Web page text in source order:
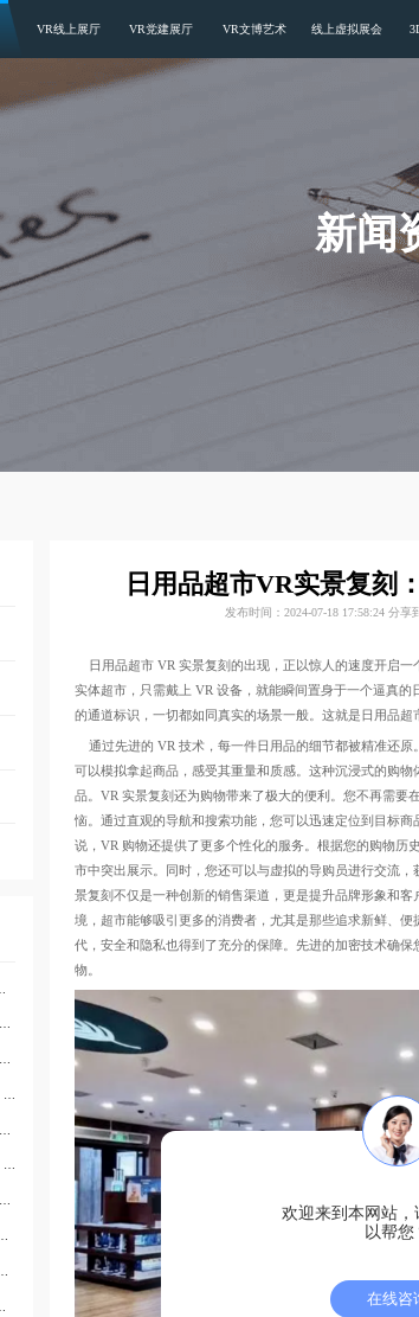
VR线上展厅 VR党建展厅 VR文博艺术 线上虚拟展会
新闻
日用品超市VR实景复刻
发布时间：2024-07-18 17:58:24 分享
日用品超市 VR 实景复刻的出现，正以惊人的速度开启一
实体超市，只需戴上 VR 设备，就能瞬间置身于一个逼真
的通道标识，一切都如同真实的场景一般。这就是日用品超
通过先进的 VR 技术，每一件日用品的细节都被精准还原
可以模拟拿起商品，感受其重量和质感。这种沉浸式的购
品。VR 实景复刻还为购物带来了极大的便利。您不再需要
恼。通过直观的导航和搜索功能，您可以迅速定位到目标
说，VR 购物还提供了更多个性化的服务。根据您的购物历
市中突出展示。同时，您还可以与虚拟的导购员进行交流
景复刻不仅是一种创新的销售渠道，更是提升品牌形象和
境，超市能够吸引更多的消费者，尤其是那些追求新鲜、
代，安全和隐私也得到了充分的保障。先进的加密技术确
物。
欢迎来到本网站
以帮您
在线咨